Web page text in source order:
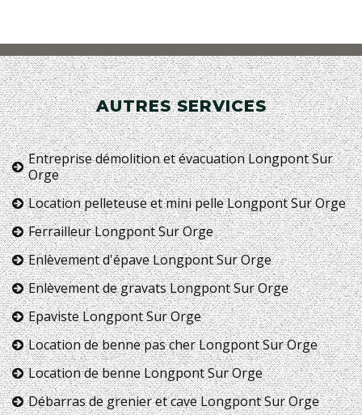
AUTRES SERVICES
Entreprise démolition et évacuation Longpont Sur
Orge
Location pelleteuse et mini pelle Longpont Sur Orge
Ferrailleur Longpont Sur Orge
Enlèvement d'épave Longpont Sur Orge
Enlèvement de gravats Longpont Sur Orge
Epaviste Longpont Sur Orge
Location de benne pas cher Longpont Sur Orge
Location de benne Longpont Sur Orge
Débarras de grenier et cave Longpont Sur Orge